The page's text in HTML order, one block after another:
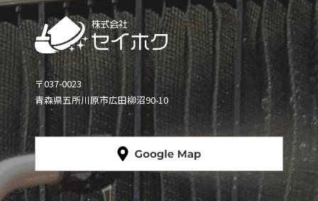
〒037-0023
青森県五所川原市広田柳沼90-10